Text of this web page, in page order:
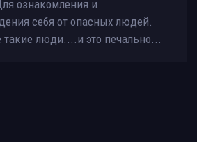
ознакомления и
себя от опасных людей.
люди....и это печально...